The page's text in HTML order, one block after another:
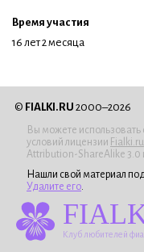
Время участия
16 лет 2 месяца
© FIALKI.RU 2000–2026
Вы можете
условий лицензии Fialki.ru
Attribution-ShareAlike 3.0
Нашли свой материал
Удалите его
Клуб любителей